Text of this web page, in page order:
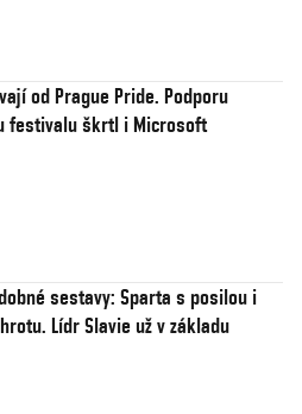
od Prague Pride. Podporu
festivalu škrtl i Microsoft
sestavy: Sparta s posilou i
Lídr Slavie už v základu